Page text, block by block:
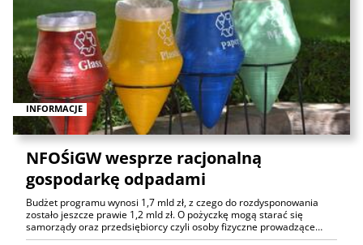
INFORMACJE
NFOŚiGW wesprze racjonalną
gospodarkę odpadami
Budżet programu wynosi 1,7 mld zł, z czego do rozdysponowania
zostało jeszcze prawie 1,2 mld zł. O pożyczkę mogą starać się
samorządy oraz przedsiębiorcy czyli osoby fizyczne prowadzące…